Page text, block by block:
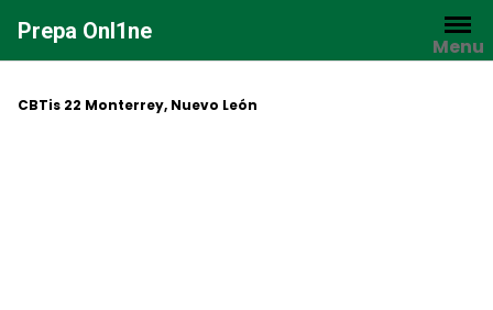
contenido
Prepa Onl1ne
Menu
CBTis 22 Monterrey, Nuevo León